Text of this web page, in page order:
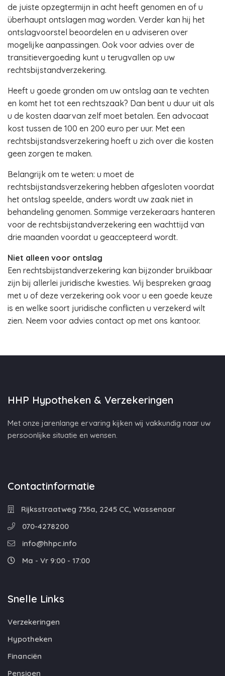
de juiste opzegtermijn in acht heeft genomen en of u
überhaupt ontslagen mag worden. Verder kan hij het
ontslagvoorstel beoordelen en u adviseren over
mogelijke aanpassingen. Ook voor advies over de
transitievergoeding kunt u terugvallen op uw
rechtsbijstandverzekering.
Heeft u goede gronden om uw ontslag aan te vechten
en komt het tot een rechtszaak? Dan bent u duur uit als
u de kosten daarvan zelf moet betalen. Een advocaat
kost tussen de 100 en 200 euro per uur. Met een
rechtsbijstandsverzekering hoeft u zich over die kosten
geen zorgen te maken.
Belangrijk om te weten: u moet de
rechtsbijstandsverzekering hebben afgesloten voordat
het ontslag speelde, anders wordt uw zaak niet in
behandeling genomen. Sommige verzekeraars hanteren
voor de rechtsbijstandverzekering een wachttijd van
drie maanden voordat u geaccepteerd wordt.
Niet alleen voor ontslag
Een rechtsbijstandverzekering kan bijzonder bruikbaar
zijn bij allerlei juridische kwesties. Wij bespreken graag
met u of deze verzekering ook voor u een goede keuze
is en welke soort juridische conflicten u verzekerd wilt
zien. Neem voor advies contact op met ons kantoor.
HHP Hypotheken & Verzekeringen
Met onze jarenlange ervaring kijken wij vakkundig naar uw
persoonlijke situatie en wensen.
Contactinformatie
Rijksstraatweg 735a, 2245 CC, Wassenaar
070-4278200
info@hhpc.info
Ma - Vr 9:00 - 17:00
Snelle Links
Verzekeringen
Hypotheken
Financiën
Pensioen